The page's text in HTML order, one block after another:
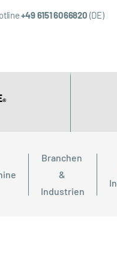
+49 6151 6066820 (DE)
Branchen
&
Industrien